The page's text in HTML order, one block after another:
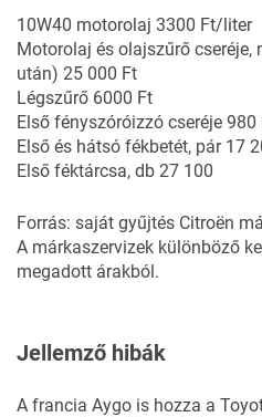
10W40 motorolaj 3300 Ft/liter
Motorolaj és olajszűrő
után) 25 000 Ft
Légszűrő 6000 Ft
Első fényszóróizzó cseréje 980
Első és hátsó fékbetét, pár 17
Első féktárcsa, db 27 100
Forrás: saját gyűjtés Citroën
A márkaszervizek különböző
megadott árakból.
Jellemző hibák
A francia Aygo is hozza a